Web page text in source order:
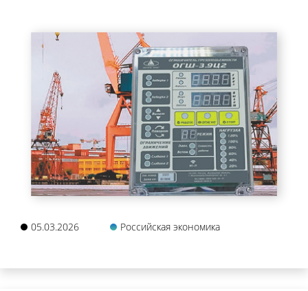
05.03.2026 Российская экономика